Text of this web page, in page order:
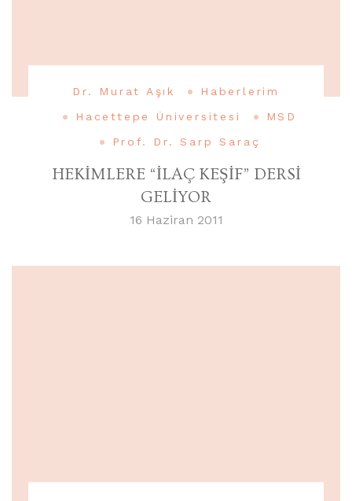
Dr. Murat Aşık
Haberlerim
Hacettepe Üniversitesi
MSD
Prof. Dr. Sarp Saraç
HEKİMLERE “İLAÇ KEŞİF” DERSİ
GELİYOR
16 Haziran 2011